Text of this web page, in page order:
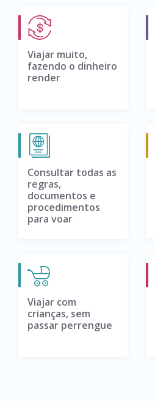
Viajar muito,
fazendo o dinheiro
render
Consultar todas as
regras,
documentos e
procedimentos
para voar
Viajar com
crianças, sem
passar perrengue